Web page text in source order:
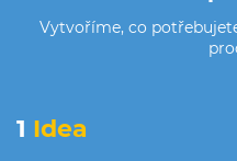
Vytvoříme, co
1 Idea